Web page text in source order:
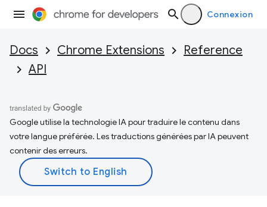
Connexion
Docs Chrome Extensions
Reference
API
Google utilise la technologie IA pour traduire le contenu dans
votre langue préférée. Les traductions générées par IA peuvent
contenir des erreurs.